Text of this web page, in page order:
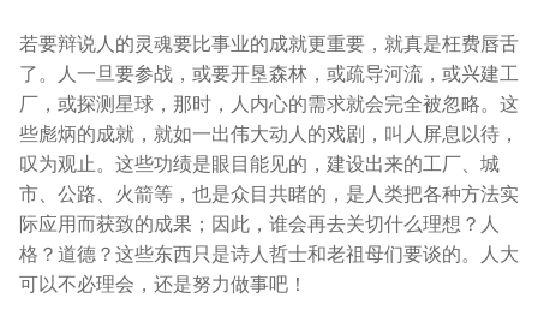
若要辩说人的灵魂要比事业的成就更重要，就真是枉费唇舌
了。人一旦要参战，或要开垦森林，或疏导河流，或兴建工
厂，或探测星球，那时，人内心的需求就会完全被忽略。这
些彪炳的成就，就如一出伟大动人的戏剧，叫人屏息以待，
叹为观止。这些功绩是眼目能见的，建设出来的工厂、城
市、公路、火箭等，也是众目共睹的，是人类把各种方法实
际应用而获致的成果；因此，谁会再去关切什么理想？人
格？道德？这些东西只是诗人哲士和老祖母们要谈的。人大
可以不必理会，还是努力做事吧！